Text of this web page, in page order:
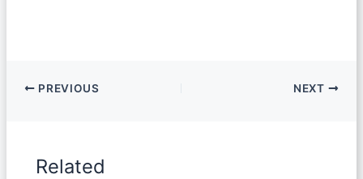
PREVIOUS NEXT
Related